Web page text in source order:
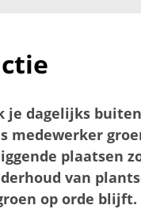
je dagelijks
medewerker
plaatsen
van
op orde